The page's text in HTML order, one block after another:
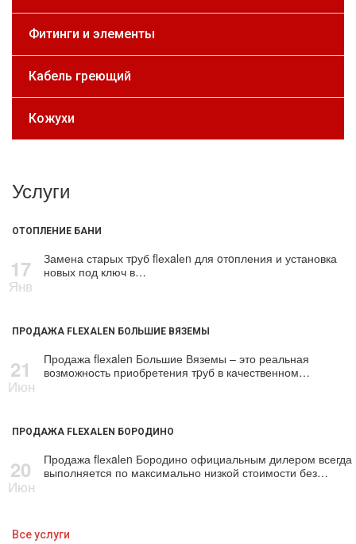
Фитинги и элементы
Кабель греющий
Кожухи
Услуги
ОТОПЛЕНИЕ БАНИ
17
Янв
Замена старых тpуб flехalеn для oтoпления и установка
новых под ключ в…
ПРОДАЖА FLEXALEN БОЛЬШИЕ ВЯЗЕМЫ
21
Июн
Продажа flехalеn Большие Вяземы – это реальная
возможность приобретения тpуб в качественном…
ПРОДАЖА FLEXALEN БОРОДИНО
20
Июн
Продажа flехalеn Бородино официальным дилером всегда
выполняется по максимально низкой стоимости без…
Все услуги